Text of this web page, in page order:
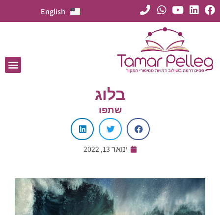
English
בלוג
שתפו
ינואר 13, 2022